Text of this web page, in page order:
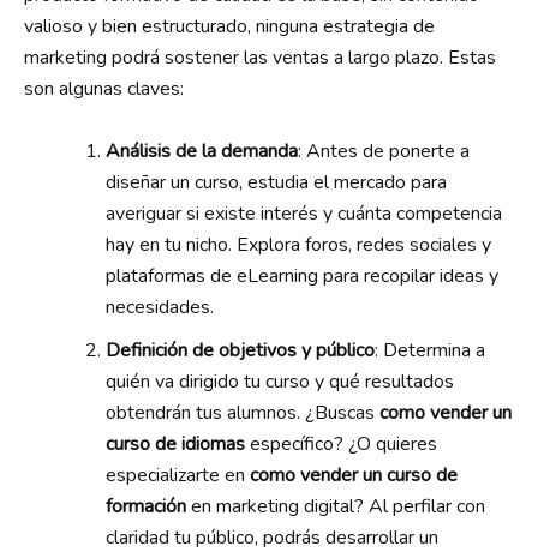
valioso y bien estructurado, ninguna estrategia de
marketing podrá sostener las ventas a largo plazo. Estas
son algunas claves:
Análisis de la demanda: Antes de ponerte a
diseñar un curso, estudia el mercado para
averiguar si existe interés y cuánta competencia
hay en tu nicho. Explora foros, redes sociales y
plataformas de eLearning para recopilar ideas y
necesidades.
Definición de objetivos y público: Determina a
quién va dirigido tu curso y qué resultados
obtendrán tus alumnos. ¿Buscas como vender un
curso de idiomasespecífico? ¿O quieres
especializarte en como vender un curso de
formaciónen marketing digital? Al perfilar con
claridad tu público, podrás desarrollar un